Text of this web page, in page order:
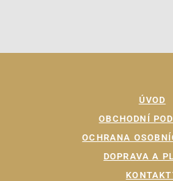
ÚVOD
OBCHODNÍ
OCHRANA
DOPRAVA A